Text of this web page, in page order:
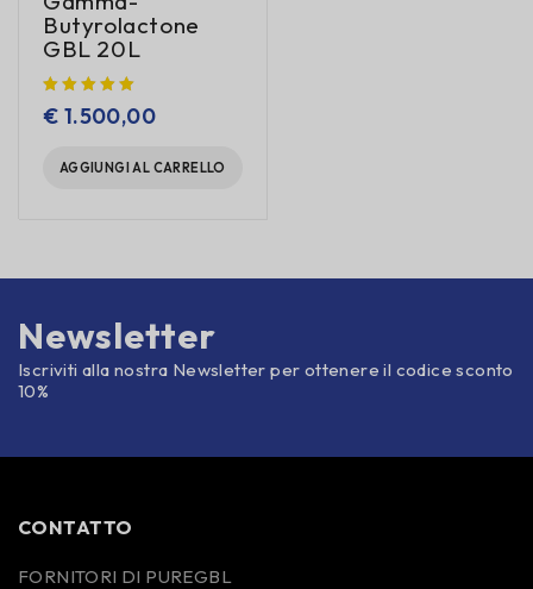
Butyrolactone
GBL 20L
€ 1.500,00
AGGIUNGI AL CARRELLO
Newsletter
Iscriviti alla nostra Newsletter per ottenere il codice sconto
10%
CONTATTO
FORNITORI DI PUREGBL